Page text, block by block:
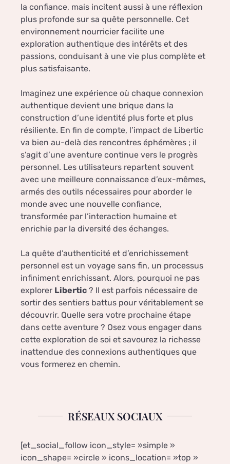
la confiance, mais incitent aussi à une réflexion
plus profonde sur sa quête personnelle. Cet
environnement nourricier facilite une
exploration authentique des intérêts et des
passions, conduisant à une vie plus complète et
plus satisfaisante.
Imaginez une expérience où chaque connexion
authentique devient une brique dans la
construction d’une identité plus forte et plus
résiliente. En fin de compte, l’impact de Libertic
va bien au-delà des rencontres éphémères ; il
s’agit d’une aventure continue vers le progrès
personnel. Les utilisateurs repartent souvent
avec une meilleure connaissance d’eux-mêmes,
armés des outils nécessaires pour aborder le
monde avec une nouvelle confiance,
transformée par l’interaction humaine et
enrichie par la diversité des échanges.
La quête d’authenticité et d’enrichissement
personnel est un voyage sans fin, un processus
infiniment enrichissant. Alors, pourquoi ne pas
explorer Libertic ? Il est parfois nécessaire de
sortir des sentiers battus pour véritablement se
découvrir. Quelle sera votre prochaine étape
dans cette aventure ? Osez vous engager dans
cette exploration de soi et savourez la richesse
inattendue des connexions authentiques que
vous formerez en chemin.
RÉSEAUX SOCIAUX
[et_social_follow icon_style= »simple »
icon_shape= »circle » icons_location= »top »